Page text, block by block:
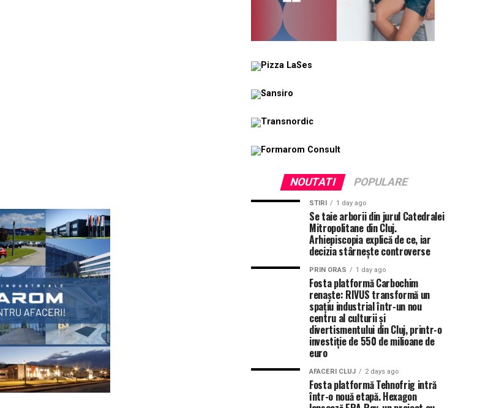
NOUTATI POPULARE
STIRI 1 day ago
Se taie arborii din jurul Catedralei
Mitropolitane din Cluj.
Arhiepiscopia explică de ce, iar
decizia stârnește controverse
PRIN ORAS 1 day ago
Fosta platformă Carbochim
renaște: RIVUS transformă un
spațiu industrial într-un nou
centru al culturii și
divertismentului din Cluj, printr-o
investiție de 550 de milioane de
euro
AFACERI CLUJ 2 days ago
Fosta platformă Tehnofrig intră
într-o nouă etapă. Hexagon